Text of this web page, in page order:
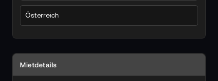
Mietdetails